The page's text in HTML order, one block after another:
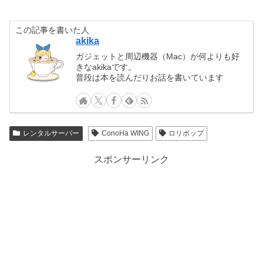
この記事を書いた人
akika
ガジェットと周辺機器（Mac）が何よりも好
きなakikaです。
普段は本を読んだりお話を書いています
レンタルサーバー ConoHa WING ロリポップ
スポンサーリンク